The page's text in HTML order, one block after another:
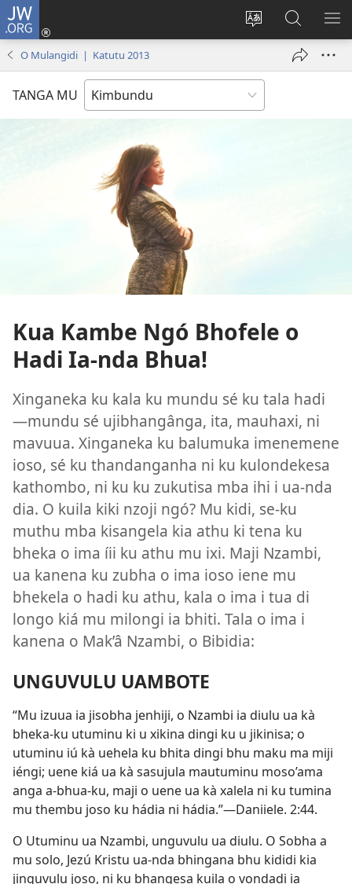
JW.ORG
Change
language
Ku
Jikula
window)
Tokwesa
ku
JW.ORG
O Mulangidi | Katutu 2013
TANGA MU
Kua Kambe Ngó Bhofele o
Hadi Ia-nda Bhua!
Xinganeka ku kala ku mundu sé ku tala hadi
—mundu sé ujibhangânga, ita, mauhaxi, ni
mavuua. Xinganeka ku balumuka imenemene
ioso, sé ku thandanganha ni ku kulondekesa
kathombo, ni ku ku zukutisa mba ihi i ua-nda
dia. O kuila kiki nzoji ngó? Mu kidi, se-ku
muthu mba kisangela kia athu ki tena ku
bheka o ima íii ku athu mu ixi. Maji Nzambi,
ua kanena ku zubha o ima ioso iene mu
bhekela o hadi ku athu, kala o ima i tua di
longo kiá mu milongi ia bhiti. Tala o ima i
kanena o Mak’â Nzambi, o Bibidia:
UNGUVULU UAMBOTE
“Mu izuua ia jisobha jenhiji, o Nzambi ia diulu ua kà
bheka-ku utuminu ki u xikina dingi ku u jikinisa; o
utuminu iú kà uehela ku bhita dingi bhu maku ma miji
iéngi; uene kiá ua kà sasujula mautuminu moso’ama
anga a-bhua-ku, maji o uene ua kà xalela ni ku tumina
mu thembu joso ku hádia ni hádia.”—Daniiele. 2:44.
O Utuminu ua Nzambi, unguvulu ua diulu. O Sobha a
mu solo, Jezú Kristu ua-nda bhingana bhu kididi kia
jinguvulu joso, ni ku bhangesa kuila o vondadi ia